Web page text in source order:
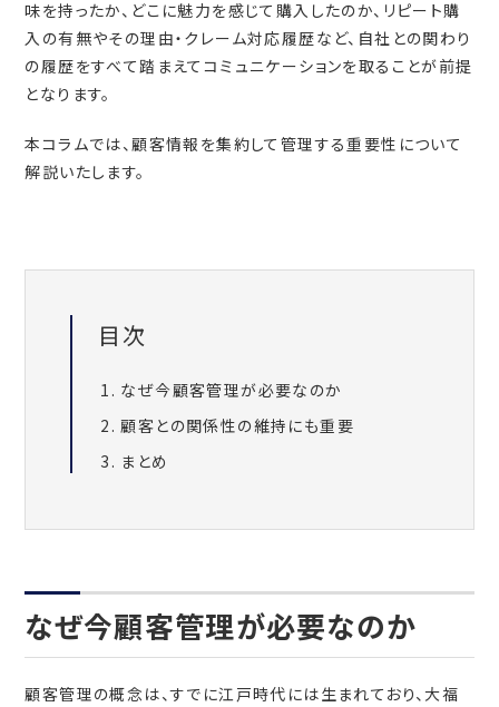
味を持ったか、どこに魅力を感じて購入したのか、リピート購
入の有無やその理由・クレーム対応履歴など、自社との関わり
の履歴をすべて踏まえてコミュニケーションを取ることが前提
となります。
本コラムでは、顧客情報を集約して管理する重要性について
解説いたします。
目次
なぜ今顧客管理が必要なのか
顧客との関係性の維持にも重要
まとめ
なぜ今顧客管理が必要なのか
顧客管理の概念は、すでに江戸時代には生まれており、大福